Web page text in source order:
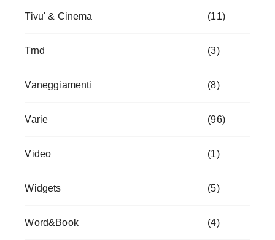
Tivu' & Cinema (11)
Trnd (3)
Vaneggiamenti (8)
Varie (96)
Video (1)
Widgets (5)
Word&Book (4)